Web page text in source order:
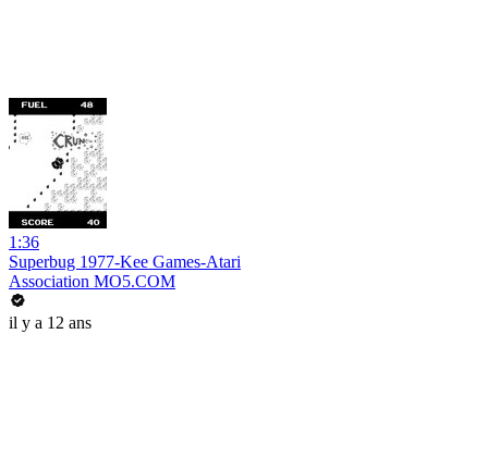
1:36
Superbug 1977-Kee Games-Atari
Association MO5.COM
il y a 12 ans